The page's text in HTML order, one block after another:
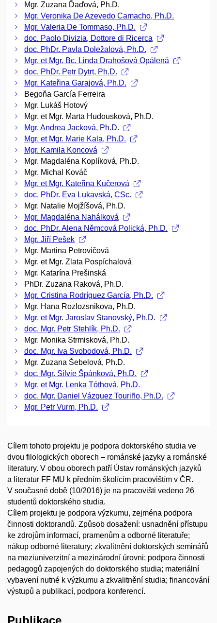
Mgr. Zuzana Ďaďová, Ph.D.
Mgr. Veronika De Azevedo Camacho, Ph.D.
Mgr. Valeria De Tommaso, Ph.D.
doc. Paolo Divizia, Dottore di Ricerca
doc. PhDr. Pavla Doležalová, Ph.D.
Mgr. et Mgr. Bc. Linda Drahošová Opálená
doc. PhDr. Petr Dytrt, Ph.D.
Mgr. Kateřina Garajová, Ph.D.
Begoňa García Ferreira
Mgr. Lukáš Hotový
Mgr. et Mgr. Marta Hudousková, Ph.D.
Mgr. Andrea Jacková, Ph.D.
Mgr. et Mgr. Marie Kala, Ph.D.
Mgr. Kamila Koncová
Mgr. Magdaléna Koplíková, Ph.D.
Mgr. Michal Kováč
Mgr. et Mgr. Kateřina Kučerová
doc. PhDr. Eva Lukavská, CSc.
Mgr. Natalie Mojžíšová, Ph.D.
Mgr. Magdaléna Nahálková
doc. PhDr. Alena Němcová Polická, Ph.D.
Mgr. Jiří Pešek
Mgr. Martina Petrovičová
Mgr. et Mgr. Zlata Pospíchalová
Mgr. Katarína Prešinská
PhDr. Zuzana Raková, Ph.D.
Mgr. Cristina Rodríguez García, Ph.D.
Mgr. Hana Rozlozsnikova, Ph.D.
Mgr. et Mgr. Jaroslav Stanovský, Ph.D.
doc. Mgr. Petr Stehlík, Ph.D.
Mgr. Monika Strmisková, Ph.D.
doc. Mgr. Iva Svobodová, Ph.D.
Mgr. Zuzana Šebelová, Ph.D.
doc. Mgr. Silvie Špánková, Ph.D.
Mgr. et Mgr. Lenka Tóthová, Ph.D.
doc. Mgr. Daniel Vázquez Touriño, Ph.D.
Mgr. Petr Vurm, Ph.D.
Cílem tohoto projektu je podpora doktorského studia ve
dvou filologických oborech – románské jazyky a románské
literatury. V obou oborech patří Ústav románských jazyků
a literatur FF MU k předním školícím pracovištím v ČR.
V současné době (10/2016) je na pracovišti vedeno 26
studentů doktorského studia.
Cílem projektu je podpora výzkumu, zejména podpora
činnosti doktorandů. Způsob dosažení: usnadnění přístupu
ke zdrojům informací, pramenům a odborné literatuře;
nákup odborné literatury; zkvalitnění doktorských seminářů
na meziuniverzitní a mezinárodní úrovni; podpora činnosti
pedagogů zapojených do doktorského studia; materiální
vybavení nutné k výzkumu a zkvalitnění studia; financování
výstupů a publikací, podpora konferencí.